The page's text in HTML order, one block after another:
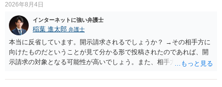
2026年8月4日
インターネットに強い弁護士
稲葉 進太郎 弁護士
本当に反省しています。開示請求されるでしょうか？ →その相手方に
向けたものだということが見て分かる形で投稿されたのであれば、開
示請求の対象となる可能性が高いでしょう。また、相手方の投稿した
と存じます。発信者情報開示請求が進むと、投稿に使った回線の契約